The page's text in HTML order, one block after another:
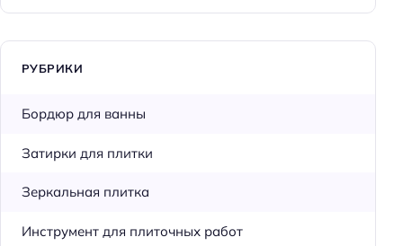
РУБРИКИ
Бордюр для ванны
Затирки для плитки
Зеркальная плитка
Инструмент для плиточных работ